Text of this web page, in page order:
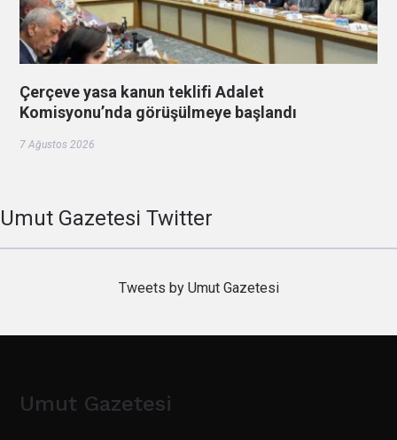
Çerçeve yasa kanun teklifi Adalet
Komisyonu’nda görüşülmeye başlandı
7 Ağustos 2026
Umut Gazetesi Twitter
Tweets by Umut Gazetesi
Umut Gazetesi